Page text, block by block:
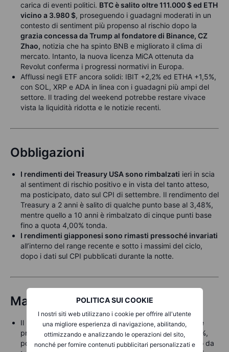
POLITICA SUI COOKIE
I nostri siti web utilizzano i cookie per offrire all'utente
una migliore esperienza di navigazione, abilitando,
ottimizzando e analizzando le operazioni del sito,
nonché per fornire contenuti pubblicitari personalizzati e
carica di eventi politici. BTC è salito oltre 111.000 $ ed ETH
vicino a 3.980 $, proseguendo i guadagni moderati in un
contesto di sentiment più propenso al rischio dopo la
grazia concessa da Trump al fondatore di Binance, CZ
Zhao, notizia che ha spinto BNB e migliorato il clima di
mercato. Intanto, la nuova licenza MiCA ottenuta da
Revolut conferma i progressi normativi in Europa.
Afflussi negli ETF ancora solidi: IBIT +2,2% ed ETHA +1,5%,
con SOL, XRP e ADA in linea con i guadagni più ampi del
settore. Il trading del weekend potrebbe restare vivace
vista la liquidità ridotta e le notizie recenti.
Obbligazioni
I rendimenti dei Treasury USA sono rimbalzati ieri in scia
al sentiment di rischio positivo e in vista del tanto atteso,
ma posticipato, dato sul CPI di settembre. Il rendimento del
Treasury a 2 anni è salito di qualche punto base al 3,48%,
mentre quello a 10 anni è rimbalzato di cinque punti base
fino a quota 4,00% tonda.
I rendimenti giapponesi sono rimasti pressoché invariati
all’interno del range recente e sotto i massimi del ciclo,
dopo i dati sul CPI pubblicati durante la notte.
Materie prime
Il Bloomberg Commodity Index, che monitora 24 future
principali, si avvia a chiudere la settimana con un +1,8%,
portando il guadagno da inizio anno al 12,6%, massimo da